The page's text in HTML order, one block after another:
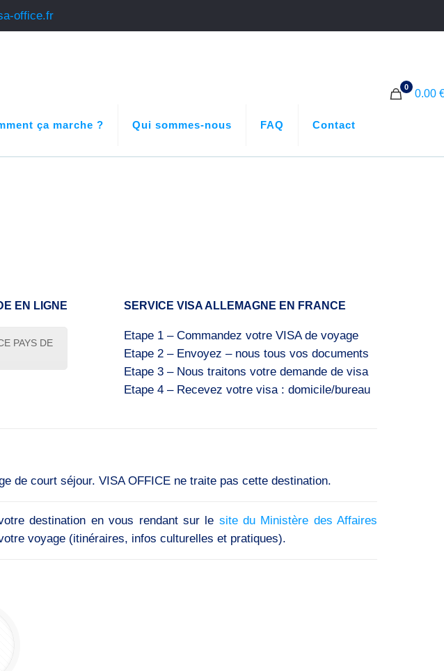
office.fr
ça marche ? Qui sommes-nous FAQ Contact
0
0.00
EN LIGNE
PAYS DE
SERVICE VISA ALLEMAGNE EN FRANCE
Etape 1 – Commandez votre VISA de voyage
Etape 2 – Envoyez – nous tous vos documents
Etape 3 – Nous traitons votre demande de visa
Etape 4 – Recevez votre visa : domicile/bureau
de court séjour. VISA OFFICE ne traite pas cette destination.
destination en vous rendant sur le site du Ministère des Affaires
voyage (itinéraires, infos culturelles et pratiques).